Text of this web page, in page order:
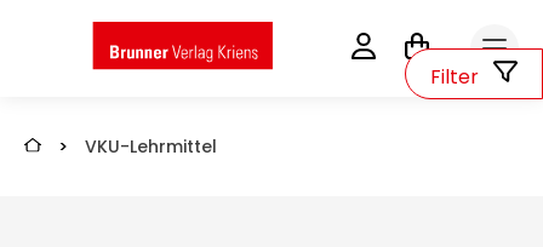
> VKU-Lehrmittel
Filter